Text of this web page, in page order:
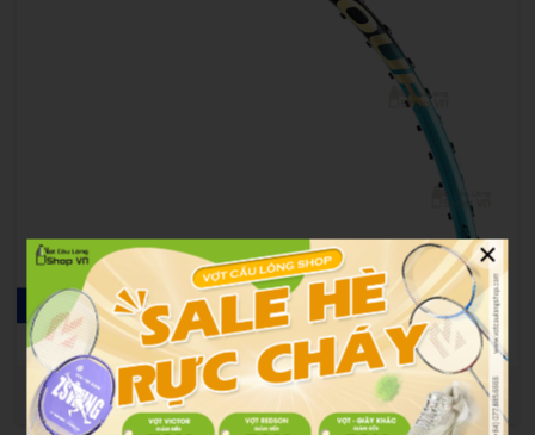
Vành vợt của Yonex Astrox 88S Tour 2021 xanh ngọc
×